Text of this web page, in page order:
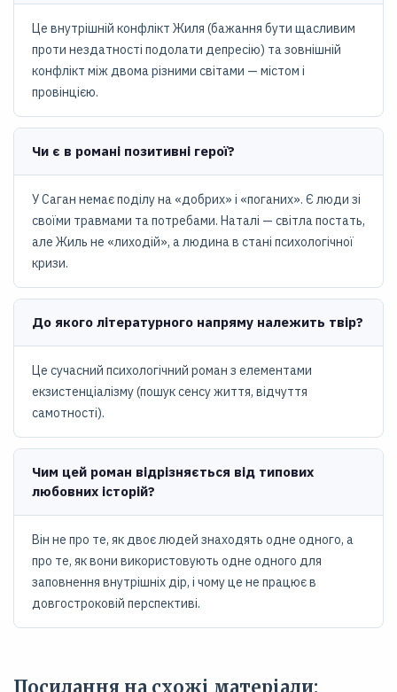
Це внутрішній конфлікт Жиля (бажання бути щасливим
проти нездатності подолати депресію) та зовнішній
конфлікт між двома різними світами — містом і
провінцією.
Чи є в романі позитивні герої?
У Саган немає поділу на «добрих» і «поганих». Є люди зі
своїми травмами та потребами. Наталі — світла постать,
але Жиль не «лиходій», а людина в стані психологічної
кризи.
До якого літературного напряму належить твір?
Це сучасний психологічний роман з елементами
екзистенціалізму (пошук сенсу життя, відчуття
самотності).
Чим цей роман відрізняється від типових
любовних історій?
Він не про те, як двоє людей знаходять одне одного, а
про те, як вони використовують одне одного для
заповнення внутрішніх дір, і чому це не працює в
довгостроковій перспективі.
Посилання на схожі матеріали: